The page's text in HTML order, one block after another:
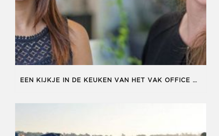
EEN KIJKJE IN DE KEUKEN VAN HET VAK OFFICE MANAGER